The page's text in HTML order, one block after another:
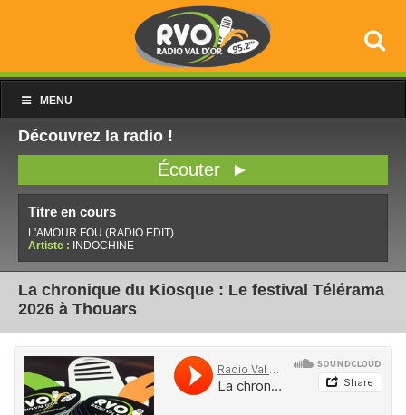
MENU
Découvrez la radio !
Écouter ►
Titre en cours
L'AMOUR FOU (RADIO EDIT)
Artiste :
INDOCHINE
La chronique du Kiosque : Le festival Télérama
2026 à Thouars